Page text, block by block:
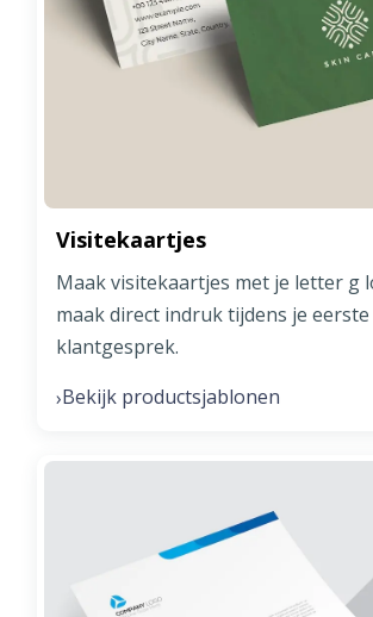
Visitekaartjes
Maak visitekaartjes met je letter g
maak direct indruk tijdens je eerste
klantgesprek.
›Bekijk productsjablonen